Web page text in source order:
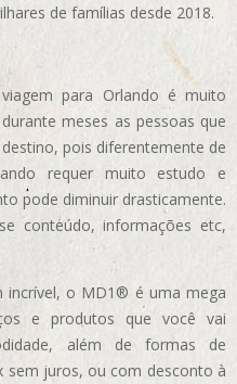
de famílias desde 2018.
para Orlando é muito
meses as pessoas que
pois diferentemente de
requer muito estudo e
pode diminuir drasticamente.
conteúdo, informações etc,
incrível, o MD1® é uma mega
e produtos que você vai
além de formas de
sem juros, ou com desconto à